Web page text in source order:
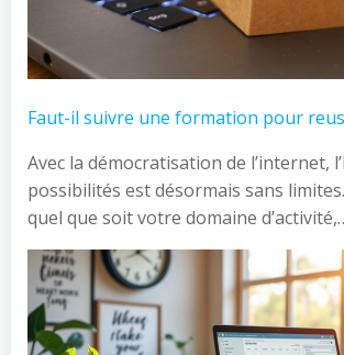
Faut-il suivre une formation pour
Avec la démocratisation de l’internet,
possibilités est désormais sans
quel que soit votre domaine